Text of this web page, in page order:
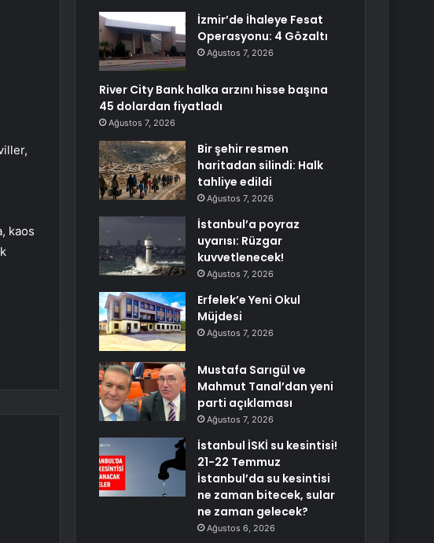
kaos
İzmir’de İhaleye Fesat
Operasyonu: 4 Gözaltı
Ağustos 7, 2026
River City Bank halka arzını hisse başına
45 dolardan fiyatladı
Ağustos 7, 2026
Bir şehir resmen
haritadan silindi: Halk
tahliye edildi
Ağustos 7, 2026
İstanbul’a poyraz
uyarısı: Rüzgar
kuvvetlenecek!
Ağustos 7, 2026
Erfelek’e Yeni Okul
Müjdesi
Ağustos 7, 2026
Mustafa Sarıgül ve
Mahmut Tanal’dan yeni
parti açıklaması
Ağustos 7, 2026
İstanbul İSKİ su kesintisi!
21-22 Temmuz
İstanbul’da su kesintisi
ne zaman bitecek, sular
ne zaman gelecek?
Ağustos 6, 2026